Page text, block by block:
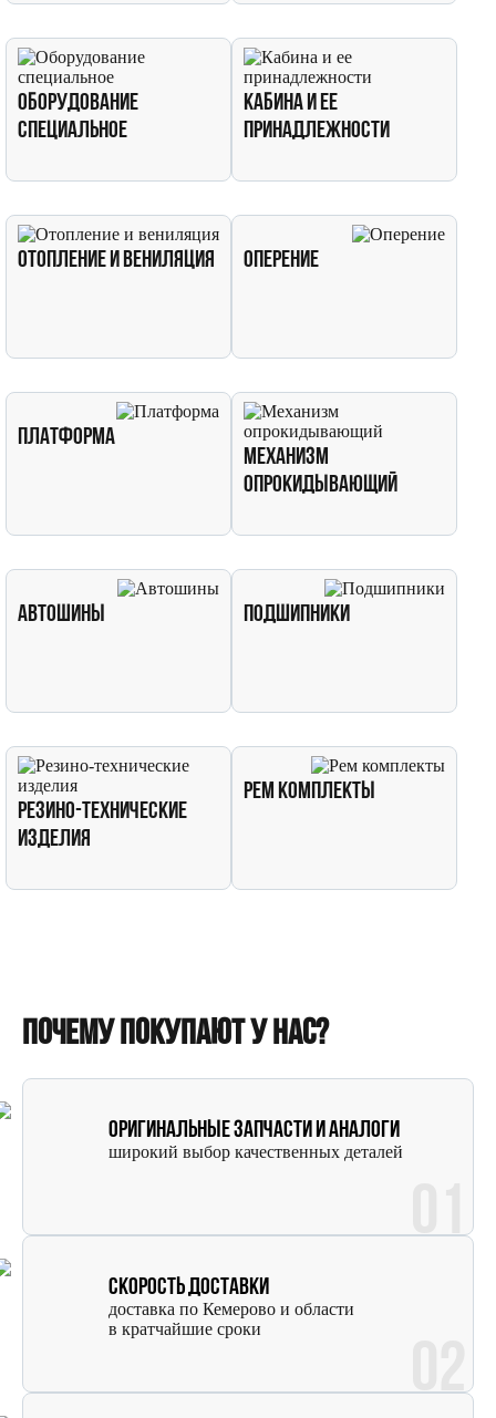
Оборудование
специальное
Кабина и ее
принадлежности
Отопление и вениляция Оперение
Платформа
Механизм
опрокидывающий
Автошины Подшипники
Резино-технические
изделия
Рем комплекты
Почему покупают у нас?
Оригинальные запчасти и аналоги
широкий выбор качественных деталей
Скорость доставки
доставка по Кемерово и области
в кратчайшие сроки